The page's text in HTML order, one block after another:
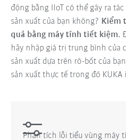
động bằng IIoT có thể gây ra
sản xuất của bạn không? Kiểm
quả bằng máy tính tiết kiệm.
hãy nhập giá trị trung bình của
sản xuất dựa trên rô-bốt của
sản xuất thực tế trong đó KUKA
Phân tích lỗi tiểu vùng máy